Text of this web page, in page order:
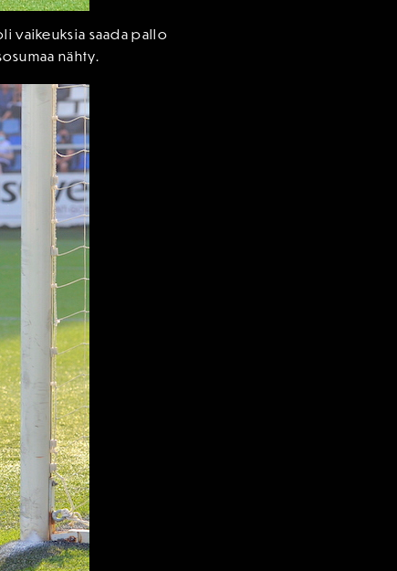
vaikeuksia saada pallo
nähty.